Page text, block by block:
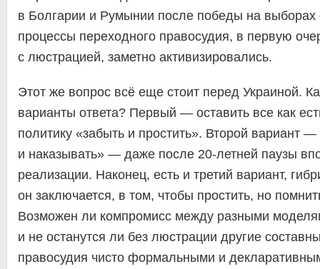
в Болгарии и Румынии после победы на выборах
процессы переходного правосудия, в первую
с люстрацией, заметно активизировались.
Этот же вопрос всё еще стоит перед Украиной.
варианты ответа? Первый — оставить все как
политику «забыть и простить». Второй вариант
и наказывать» — даже после 20-летней паузы
реализации. Наконец, есть и третий вариант,
он заключается, в том, чтобы простить, но
Возможен ли компромисс между разными
и не останутся ли без люстрации другие
правосудия чисто формальными и